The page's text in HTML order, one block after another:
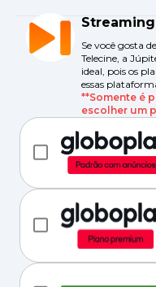
Streaming
Se você gosta
Telecine, a
ideal, pois os
essas
**Somente é
escolher um